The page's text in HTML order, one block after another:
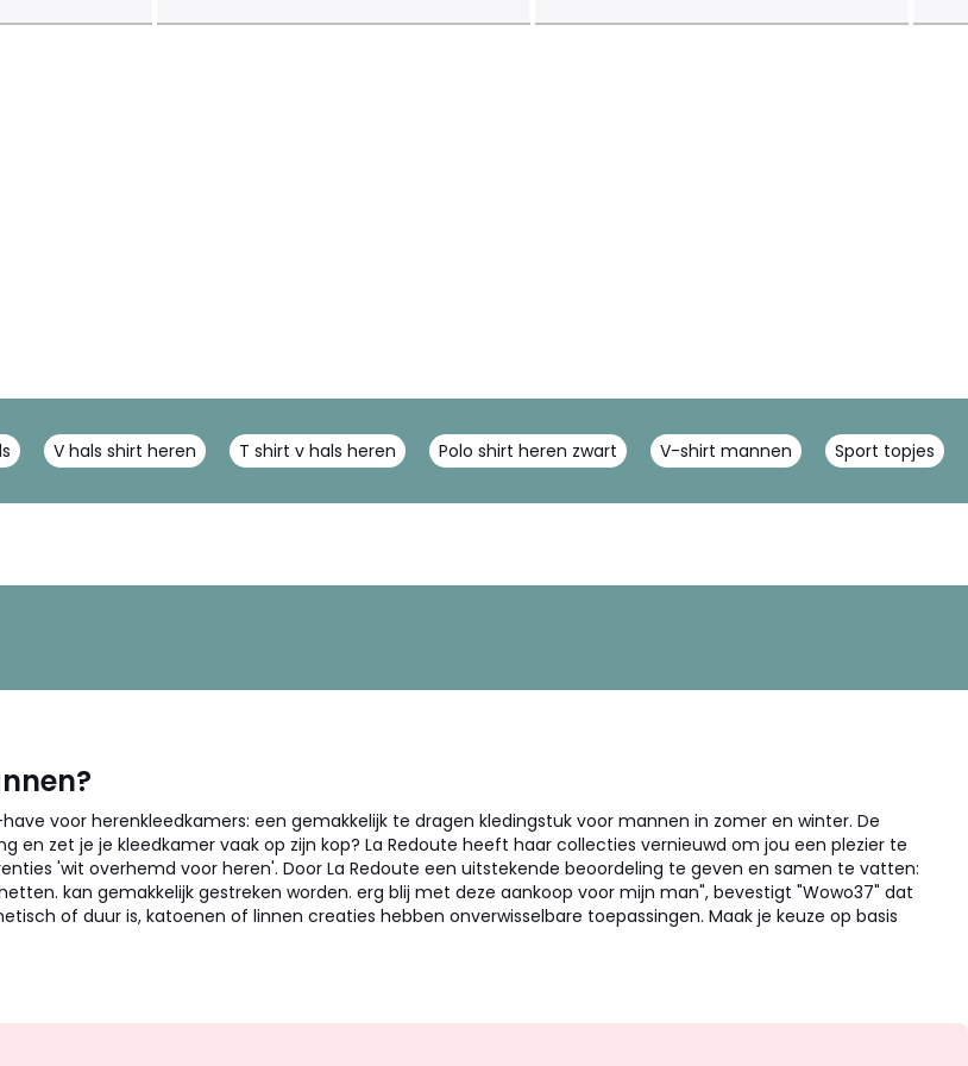
V hals shirt heren T shirt v hals heren Polo shirt heren zwart V-shirt mannen Sport topjes
voor herenkleedkamers: een gemakkelijk te dragen kledingstuk voor mannen in zomer en winter. De
en zet je je kleedkamer vaak op zijn kop? La Redoute heeft haar collecties vernieuwd om jou een plezier te
'wit overhemd voor heren'. Door La Redoute een uitstekende beoordeling te geven en samen te vatten:
kan gemakkelijk gestreken worden. erg blij met deze aankoop voor mijn man", bevestigt "Wowo37" dat
of duur is, katoenen of linnen creaties hebben onverwisselbare toepassingen. Maak je keuze op basis